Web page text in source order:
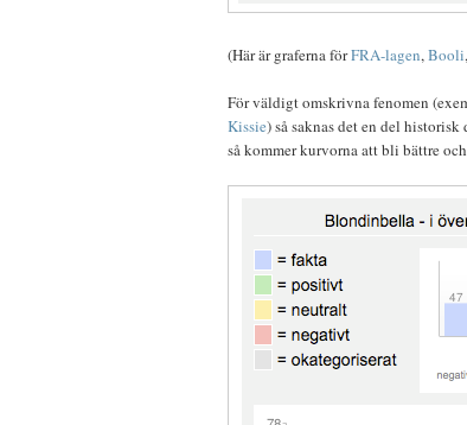
(Här är graferna förFRA-lagen,Booli,
För väldigt omskrivna fenomen
Kissie) så saknas det en del
så kommer kurvorna att bli bättre